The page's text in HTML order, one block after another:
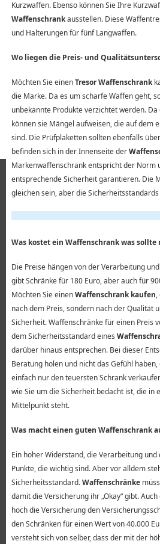
Kurzwaffen. Ebenso können Sie Ihre
Waffenschrankausstellen. Diese
und Halterungen für fünf Langwaffen.
Wo liegen die Preis- und
Möchten Sie einenTresor Waffenschrank
die Marke. Da es um scharfe Waffen geht,
unbekannte Produkte verzichtet werden.
können sie Mängel aufweisen, die auf dem
sind. Die Prüfplaketten sollten ebenfalls
befinden sich in der Innenseite der
Markenwaffenschrank entspricht der Norm
entsprechende Sicherheit garantieren. Die
gleichen sein, aber die
Was kostet ein Waffenschrank was sollte
Die Preise hängen von der Verarbeitung
gibt Schränke für 180 Euro, aber auch für
Möchten Sie einenWaffenschrank kaufen,
nach dem Preis, sondern nach der Qualität
Sicherheit. Waffenschränke für einen Preis
dem Sicherheitsstandard eines
darüber hinaus entsprechen. Bei dieser
Beratung holen und nicht das Gefühl
einfach nur den teuersten Schrank
wie Sie um die Sicherheit bedacht ist, die in
Mittelpunkt steht.
Was macht einen guten Waffenschrank
Ein hoher Widerstand, die Verarbeitung
Punkte, die wichtig sind. Aber vor alldem
Sicherheitsstandard.Waffenschränke
damit die Versicherung ihr „Okay“ gibt.
hoch die Versicherung den
den Schränken für einen Wert von 40.000
versteht sich von selber, dass der mit der